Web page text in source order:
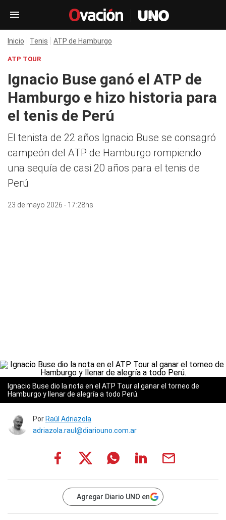
Inicio Tenis ATP de Hamburgo
ATP TOUR
Ignacio Buse ganó el ATP de
Hamburgo e hizo historia para
el tenis de Perú
El tenista de 22 años Ignacio Buse se consagró
campeón del ATP de Hamburgo rompiendo
una sequía de casi 20 años para el tenis de
Perú
23 de mayo 2026 - 17:28hs
Ignacio Buse dio la nota en el ATP Tour al ganar el torneo de
Hamburgo y llenar de alegría a todo Perú.
Por Raúl Adriazola
adriazola.raul@diariouno.com.ar
Agregar Diario UNO en